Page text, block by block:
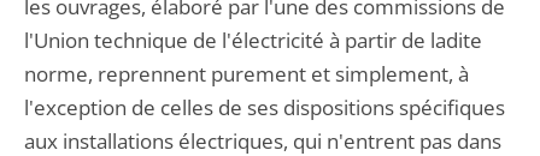
les ouvrages, élaboré par l'une des commissions de
l'Union technique de l'électricité à partir de ladite
norme, reprennent purement et simplement, à
l'exception de celles de ses dispositions spécifiques
aux installations électriques, qui n'entrent pas dans